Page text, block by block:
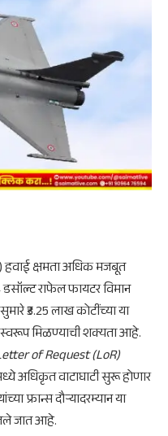
हवाई क्षमता अधिक मजबूत
राफेल फायटर विमान
₹3.25 लाख कोटींच्या या
मिळण्याची शक्यता आहे.
of Request (LoR)
अधिकृत वाटाघाटी सुरू होणार
फ्रान्स दौऱ्यादरम्यान या
जात आहे.